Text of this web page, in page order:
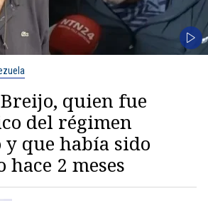
quien fue
del régimen
y que había sido
hace 2 meses